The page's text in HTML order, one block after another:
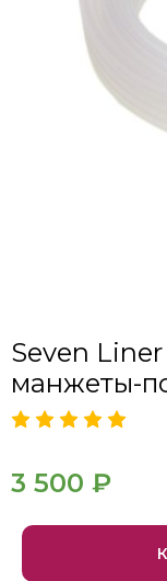
Seven
манжеты-
3 500 ₽